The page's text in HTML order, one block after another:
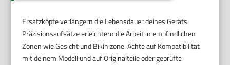
Ersatzköpfe verlängern die Lebensdauer deines Geräts.
Präzisionsaufsätze erleichtern die Arbeit in empfindlichen
Zonen wie Gesicht und Bikinizone. Achte auf Kompatibilität
mit deinem Modell und auf Originalteile oder geprüfte